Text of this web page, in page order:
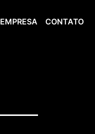
EMPRESA CONTATO